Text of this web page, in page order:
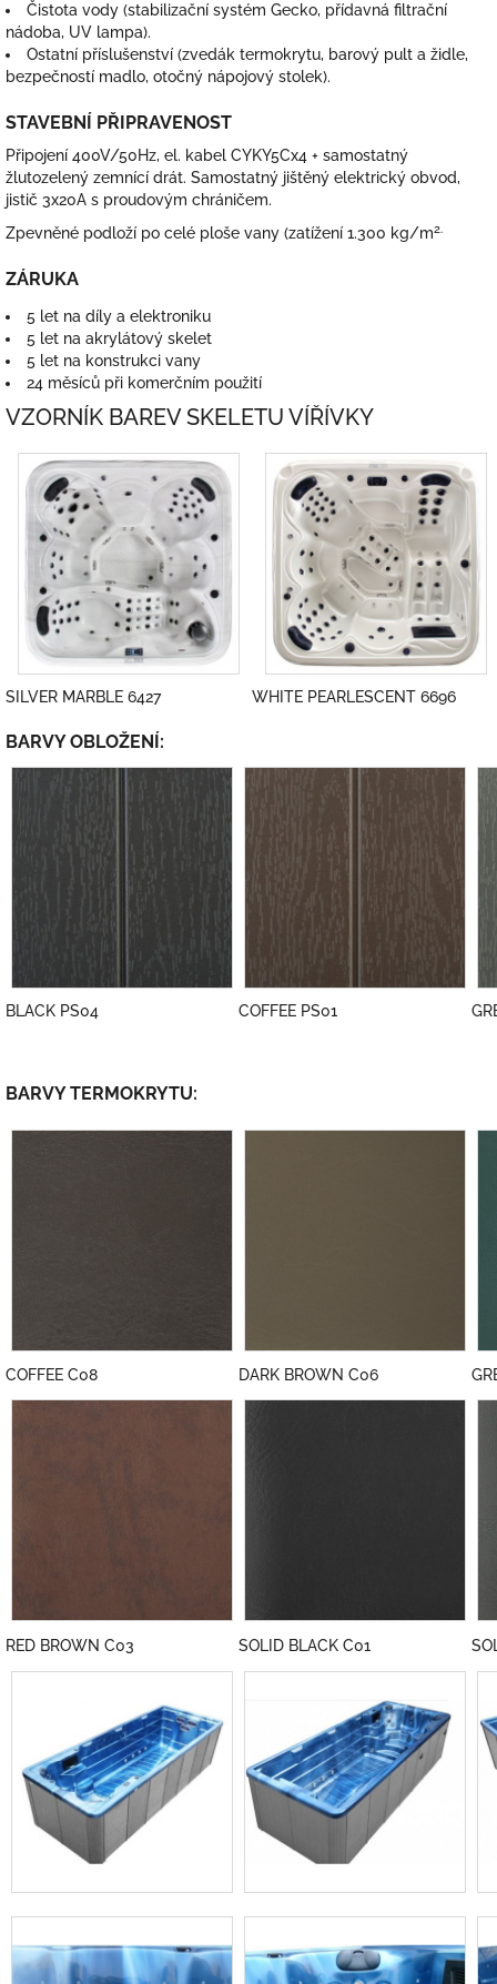
Čistota vody (stabilizační systém Gecko, přídavná filtrační
nádoba, UV lampa).
Ostatní příslušenství (zvedák termokrytu, barový pult a židle,
bezpečností madlo, otočný nápojový stolek).
STAVEBNÍ PŘIPRAVENOST
Připojení 400V/50Hz, el. kabel CYKY5Cx4 + samostatný
žlutozelený zemnící drát. Samostatný jištěný elektrický obvod,
jistič 3x20A s proudovým chráničem.
Zpevněné podloží po celé ploše vany (zatížení 1.300 kg/m2.
ZÁRUKA
5 let na díly a elektroniku
5 let na akrylátový skelet
5 let na konstrukci vany
24 měsíců při komerčním použití
VZORNÍK BAREV SKELETU VÍŘÍVKY
SILVER MARBLE 6427 WHITE PEARLESCENT 6696
BARVY OBLOŽENÍ:
BLACK PS04 COFFEE PS01
BARVY TERMOKRYTU:
COFFEE C08 DARK BROWN C06
RED BROWN C03 SOLID BLACK C01